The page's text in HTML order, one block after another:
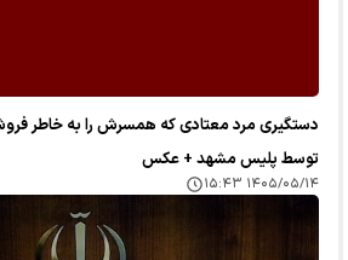
دستگیری مرد معتادی که همسرش را به خاطر
توسط پلیس مشهد + عکس
۱۴۰۵/۰۵/۱۴ ۱۵:۴۳